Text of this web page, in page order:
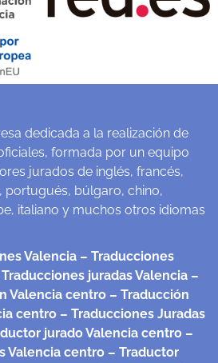
dedicada a la realización de
formada por un equipo
jurados de inglés, francés,
portugués, búlgaro, chino,
italiano y muchos otros idiomas
Valencia – Traducciones
juradas Valencia –
Valencia centro – Traducción
centro – Traducciones Juradas
jurado Valencia centro –
Valencia centro – Traductor